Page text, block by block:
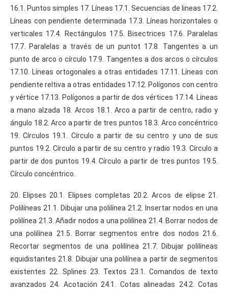
16.1. Puntos simples 17. Líneas 17.1. Secuencias de lineas 17.2.
Líneas con pendiente determinada 17.3. Líneas horizontales o
verticales 17.4. Rectángulos 17.5. Bisectrices 17.6. Paralelas
17.7. Paralelas a través de un puntot 17.8. Tangentes a un
punto de arco o círculo 17.9. Tangentes a dos arcos o círculos
17.10. Líneas ortogonales a otras entidades 17.11. Líneas con
pendiente reltiva a otras entidades 17.12. Polígonos con centro
y vértice 17.13. Polígonos a partir de dos vértices 17.14. Líneas
a mano alzada 18. Arcos 18.1. Arco a partir de centro, radio y
ángulo 18.2. Arco a partir de tres puntos 18.3. Arco concéntrico
19. Círculos 19.1. Círculo a partir de su centro y uno de sus
puntos 19.2. Círculo a partir de su centro y radio 19.3. Círculo a
partir de dos puntos 19.4. Círculo a partir de tres puntos 19.5.
Círculo concéntrico.
20. Elipses 20.1. Elipses completas 20.2. Arcos de elipse 21.
Polilíneas 21.1. Dibujar una polilínea 21.2. Insertar nodos en una
polilínea 21.3. Añadir nodos a una polilínea 21.4. Borrar nodos de
una polilínea 21.5. Borrar segmentos entre dos nodos 21.6.
Recortar segmentos de una polilínea 21.7. Dibujar polilíneas
equidistantes 21.8. Dibujar una polilínea a partir de segmentos
existentes 22. Splines 23. Textos 23.1. Comandos de texto
avanzados 24. Acotación 24.1. Cotas alineadas 24.2. Cotas